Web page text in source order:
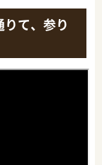
て、参り